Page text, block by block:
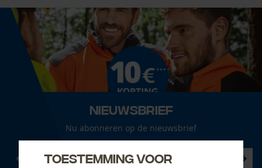
Nieuwsbrief
Nu abonneren op de nieuwsbrief
Toestemming voor